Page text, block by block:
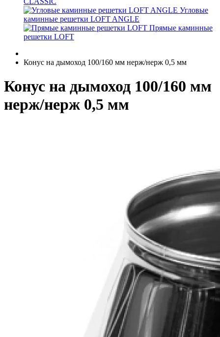
Угловые
каминные решетки LOFT ANGLE
Прямые каминные
решетки LOFT
Конус на дымоход 100/160 мм нерж/нерж 0,5 мм
Конус на дымоход 100/160 мм
нерж/нерж 0,5 мм